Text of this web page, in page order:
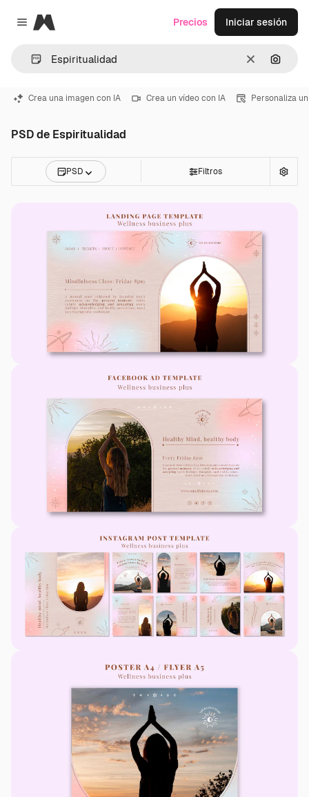
Close menu
Magnific
Borrar
Precios Iniciar sesión
Crea una imagen con IA Crea un vídeo con IA Personaliza
PSD de Espiritualidad
PSD Filtros